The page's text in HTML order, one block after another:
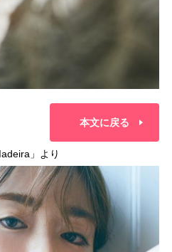
本文に戻る
」より